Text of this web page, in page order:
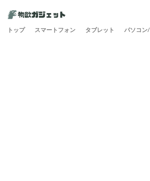
トップ スマートフォン タブレット パソコン
カテゴリー